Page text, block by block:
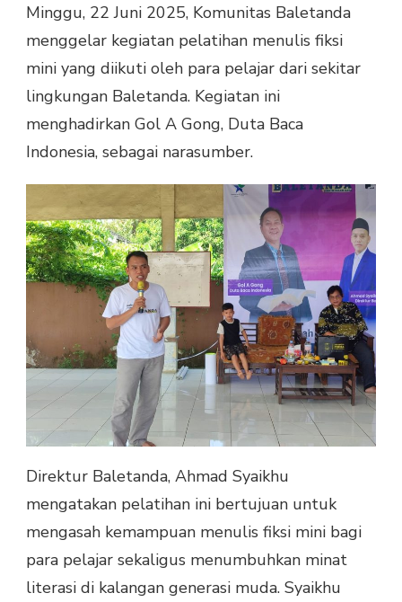
PELATIHAN
FIKSI
BERSAMA
GOL
GONG
Minggu, 22 Juni 2025, Komunitas Baletanda
menggelar kegiatan pelatihan menulis fiksi
mini yang diikuti oleh para pelajar dari sekitar
lingkungan Baletanda. Kegiatan ini
menghadirkan Gol A Gong, Duta Baca
Indonesia, sebagai narasumber.
Direktur Baletanda, Ahmad Syaikhu
mengatakan pelatihan ini bertujuan untuk
mengasah kemampuan menulis fiksi mini bagi
para pelajar sekaligus menumbuhkan minat
literasi di kalangan generasi muda. Syaikhu